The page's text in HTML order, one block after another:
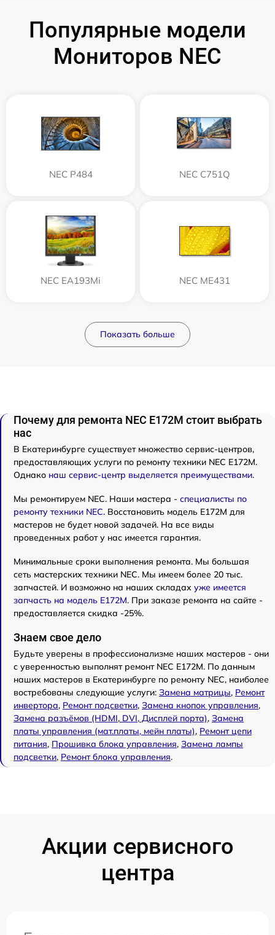
Популярные модели
Мониторов NEC
NEC P484 NEC C751Q
NEC EA193Mi NEC ME431
Показать больше
Почему для ремонта NEC E172M стоит выбрать
нас
В Екатеринбурге существует множество сервис-центров,
предоставляющих услуги по ремонту техники NEC E172M.
Однако наш сервис-центр выделяется преимуществами.
Мы ремонтируем NEC. Наши мастера - специалисты по
ремонту техники NEC. Восстановить модель E172M для
мастеров не будет новой задачей. На все виды
проведенных работ у нас имеется гарантия.
Минимальные сроки выполнения ремонта. Мы большая
сеть мастерских техники NEC. Мы имеем более 20 тыс.
запчастей. И возможно на наших складах уже имеется
запчасть на модель E172M. При заказе ремонта на сайте -
предоставляется скидка -25%.
Знаем свое дело
Будьте уверены в профессионализме наших мастеров - они
с уверенностью выполнят ремонт NEC E172M. По данным
наших мастеров в Екатеринбурге по ремонту NEC, наиболее
востребованы следующие услуги: Замена матрицы, Ремонт
инвертора, Ремонт подсветки, Замена кнопок управления,
Замена разъёмов (HDMI, DVI, Дисплей порта), Замена
платы управления (мат.платы, мейн платы), Ремонт цепи
питания, Прошивка блока управления, Замена лампы
подсветки, Ремонт блока управления.
Акции сервисного
центра